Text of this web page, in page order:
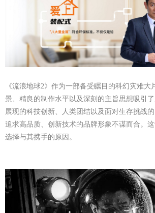
《流浪地球2》作为一部备受瞩目的科幻灾难大
景、精良的制作水平以及深刻的主旨思想吸引
展现的科技创新、人类团结以及面对生存挑战
追求高品质、创新技术的品牌形象不谋而合。
选择与其携手的原因。